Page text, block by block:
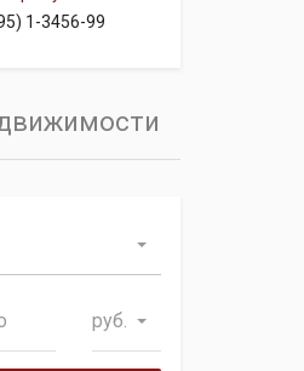
1-3456-99
руб.